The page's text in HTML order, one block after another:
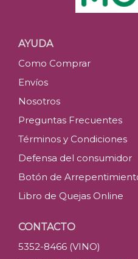
AYUDA
Como Comprar
Envíos
Nosotros
Preguntas Frecuentes
Términos y Condiciones
Defensa del consumidor
Botón de
Libro de Quejas Online
CONTACTO
5352-8466 (VINO)